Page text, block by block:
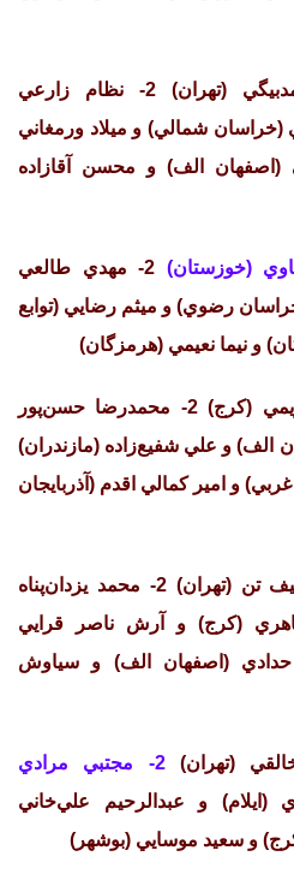
58 كيلوگرم: 1- رضا احمدبيگي (تهران) 2- نظام زارعي
معصومي (خراسان شمالي) و ميلاد ورمغاني
رضايي (اصفهان الف) و محسن آقازاده
2- مهدي طالعي
(خراسان رضوي) و ميثم رضايي (توابع
69 كيلوگرم: 1- عليرضا كريمي (كرج) 2- محمدرضا حسن‌پور
الف) و علي شفيع‌زاده (مازندران)
غربي) و امير كمالي اقدم (آذربايجان
76 كيلوگرم: 1- شاهين ضعيف تن (تهران) 2- محمد يزدان‌پناه
طاهري (كرج) و آرش ناصر قرايي
5- حميد حدادي (اصفهان الف) و سياوش
2- مجتبي مرادي
(ايلام) و عبدالرحيم علي‌خاني